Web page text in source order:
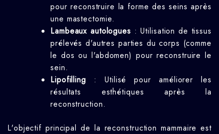
pour reconstruire la forme des seins après
une mastectomie.
Lambeaux autologues : Utilisation de tissus
prélevés d'autres parties du corps (comme
le dos ou l'abdomen) pour reconstruire le
sein.
Lipofilling : Utilisé pour améliorer les
résultats esthétiques après la
reconstruction.
L'objectif principal de la reconstruction mammaire est